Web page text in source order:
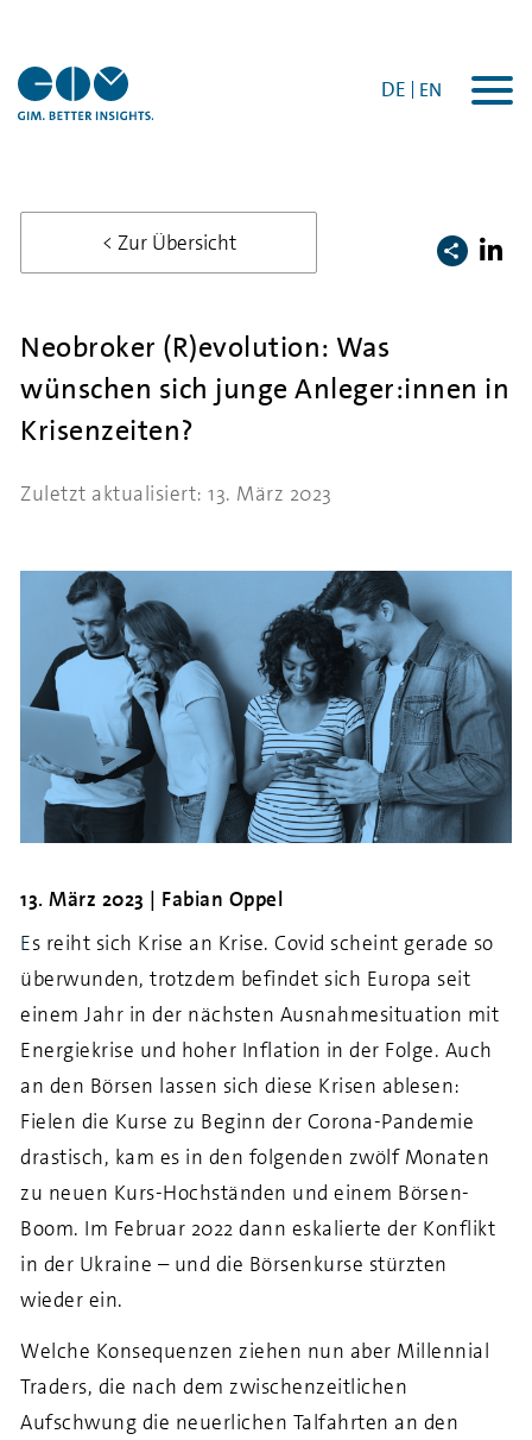
DE EN
< Zur Übersicht
Neobroker (R)evolution: Was
wünschen sich junge Anleger:innen in
Krisenzeiten?
Zuletzt aktualisiert: 13. März 2023
13. März 2023 | Fabian Oppel
Es reiht sich Krise an Krise. Covid scheint gerade so
überwunden, trotzdem befindet sich Europa seit
einem Jahr in der nächsten Ausnahmesituation mit
Energiekrise und hoher Inflation in der Folge. Auch
an den Börsen lassen sich diese Krisen ablesen:
Fielen die Kurse zu Beginn der Corona-Pandemie
drastisch, kam es in den folgenden zwölf Monaten
zu neuen Kurs-Hochständen und einem Börsen-
Boom. Im Februar 2022 dann eskalierte der Konflikt
in der Ukraine – und die Börsenkurse stürzten
wieder ein.
Welche Konsequenzen ziehen nun aber Millennial
Traders, die nach dem zwischenzeitlichen
Aufschwung die neuerlichen Talfahrten an den